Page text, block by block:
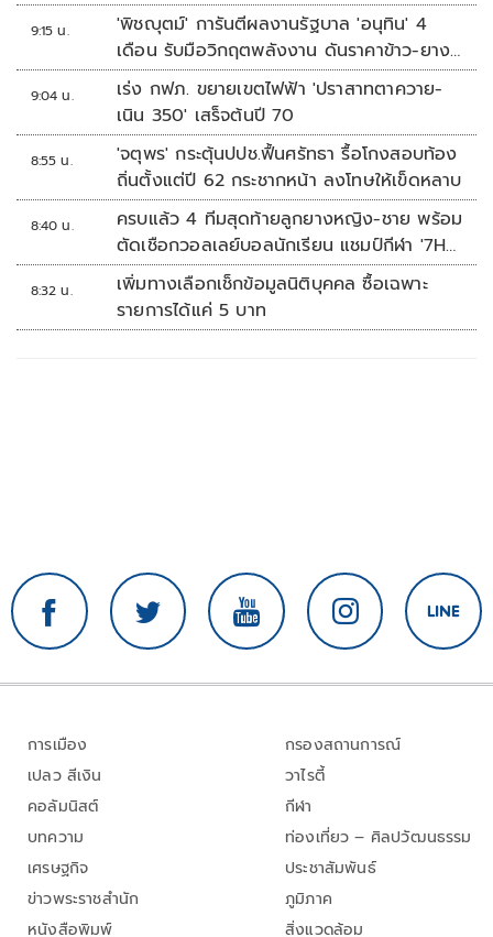
9:15 น.
'พิชญุตม์' การันตีผลงานรัฐบาล 'อนุทิน' 4
เดือน รับมือวิกฤตพลังงาน ดันราคาข้าว-ยาง-
ปาล์ม พุ่งต่อเนื่อง พร้อมอัดมาตรการช่วยลด
ต้นทุน-ขยายตลาดโลก
9:04 น.
เร่ง กฟภ. ขยายเขตไฟฟ้า 'ปราสาทตาควาย-
เนิน 350' เสร็จต้นปี 70
8:55 น.
'จตุพร' กระตุ้นปปช.ฟื้นศรัทธา รื้อโกงสอบท้อง
ถิ่นตั้งแต่ปี 62 กระชากหน้า ลงโทษให้เข็ดหลาบ
8:40 น.
ครบแล้ว 4 ทีมสุดท้ายลูกยางหญิง-ชาย พร้อม
ตัดเชือกวอลเลย์บอลนักเรียน แชมป์กีฬา '7HD
2026'
8:32 น.
เพิ่มทางเลือกเช็กข้อมูลนิติบุคคล ซื้อเฉพาะ
รายการได้แค่ 5 บาท
การเมือง
เปลว สีเงิน
คอลัมนิสต์
บทความ
เศรษฐกิจ
ข่าวพระราชสำนัก
หนังสือพิมพ์
กรองสถานการณ์
วาไรตี้
กีฬา
ท่องเที่ยว – ศิลปวัฒนธรรม
ประชาสัมพันธ์
ภูมิภาค
สิ่งแวดล้อม